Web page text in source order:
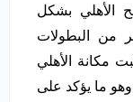
الأهلي بشكل
من البطولات
مكانة الأهلي
ما يؤكد على